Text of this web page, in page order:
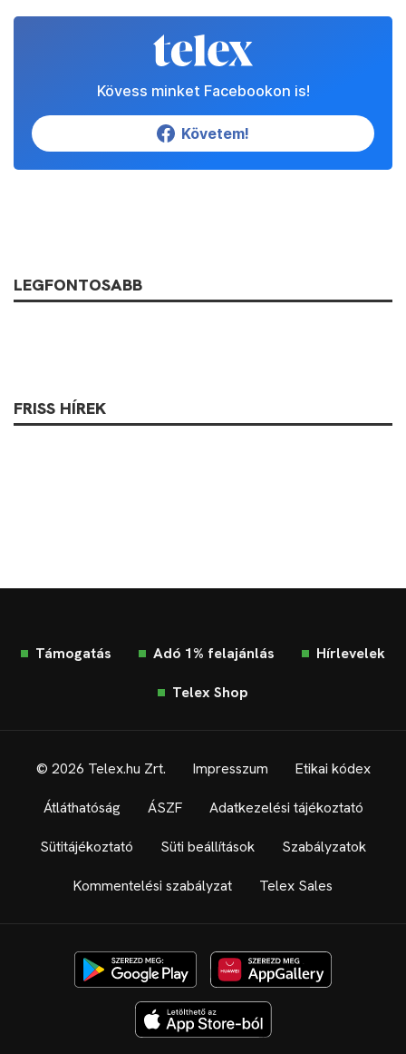
Kövess minket Facebookon is!
Követem!
LEGFONTOSABB
FRISS HÍREK
Támogatás Adó 1% felajánlás Hírlevelek
Telex Shop
© 2026 Telex.hu Zrt. Impresszum Etikai kódex
Átláthatóság ÁSZF Adatkezelési tájékoztató
Sütitájékoztató Süti beállítások Szabályzatok
Kommentelési szabályzat Telex Sales